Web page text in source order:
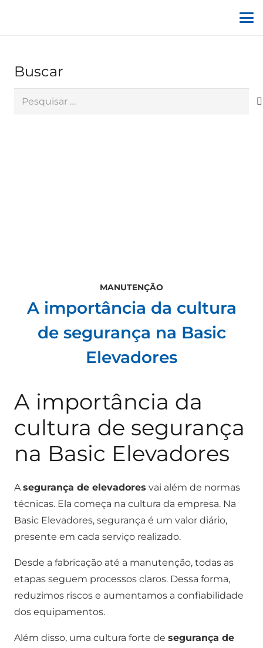
Buscar
Pesquisar
MANUTENÇÃO
A importância da cultura
de segurança na Basic
Elevadores
A importância da
cultura de segurança
na Basic Elevadores
Asegurança de elevadores vai além de normas
técnicas. Ela começa na cultura da empresa. Na
Basic Elevadores, segurança é um valor diário,
presente em cada serviço realizado.
Desde a fabricação até a manutenção, todas as
etapas seguem processos claros. Dessa forma,
reduzimos riscos e aumentamos a confiabilidade
dos equipamentos.
Além disso, uma cultura forte de segurança de